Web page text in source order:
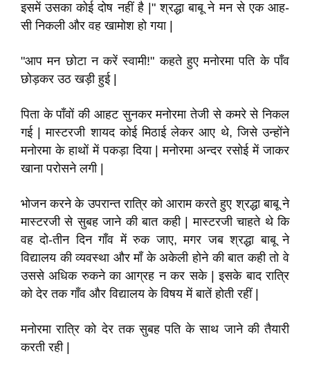
इसमें उसका कोई दोष नहीं है |" श्रद्धा बाबू ने मन से एक आह-
सी निकली और वह खामोश हो गया |
"आप मन छोटा न करें स्वामी!" कहते हुए मनोरमा पति के पाँव
छोड़कर उठ खड़ी हुई |
पिता के पाँवों की आहट सुनकर मनोरमा तेजी से कमरे से निकल
गई | मास्टरजी शायद कोई मिठाई लेकर आए थे, जिसे उन्होंने
मनोरमा के हाथों में पकड़ा दिया | मनोरमा अन्दर रसोई में जाकर
खाना परोसने लगी |
भोजन करने के उपरान्त रात्रि को आराम करते हुए श्रद्धा बाबू ने
मास्टरजी से सुबह जाने की बात कही | मास्टरजी चाहते थे कि
वह दो-तीन दिन गाँव में रुक जाए, मगर जब श्रद्धा बाबू ने
विद्यालय की व्यवस्था और माँ के अकेली होने की बात कही तो वे
उससे अधिक रुकने का आग्रह न कर सके | इसके बाद रात्रि
को देर तक गाँव और विद्यालय के विषय में बातें होती रहीं |
मनोरमा रात्रि को देर तक सुबह पति के साथ जाने की तैयारी
करती रही |